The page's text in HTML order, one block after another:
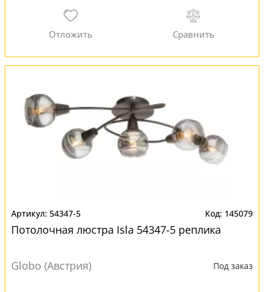
54347-5 145079
Потолочная люстра Isla 54347-5 реплика
Globo (Австрия) Под заказ